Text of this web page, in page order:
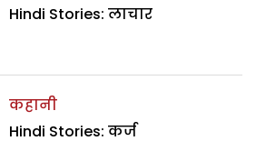
Hindi Stories: लाचार
कहानी
Hindi Stories: कर्ज